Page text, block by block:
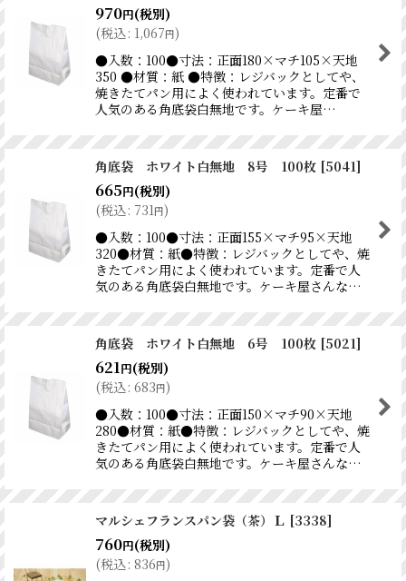
970円(税別)
(税込: 1,067円)
●入数：100●寸法：正面180×マチ105×天地
350 ●材質：紙 ●特徴：レジバックとしてや、
焼きたてパン用によく使われています。定番で
人気のある角底袋白無地です。ケーキ屋…
角底袋 ホワイト白無地 8号 100枚 [5041]
665円(税別)
(税込: 731円)
●入数：100●寸法：正面155×マチ95×天地
320●材質：紙●特徴：レジバックとしてや、焼
きたてパン用によく使われています。定番で人
気のある角底袋白無地です。ケーキ屋さんな…
角底袋 ホワイト白無地 6号 100枚 [5021]
621円(税別)
(税込: 683円)
●入数：100●寸法：正面150×マチ90×天地
280●材質：紙●特徴：レジバックとしてや、焼
きたてパン用によく使われています。定番で人
気のある角底袋白無地です。ケーキ屋さんな…
マルシェフランスパン袋（茶）Ｌ [3338]
760円(税別)
(税込: 836円)